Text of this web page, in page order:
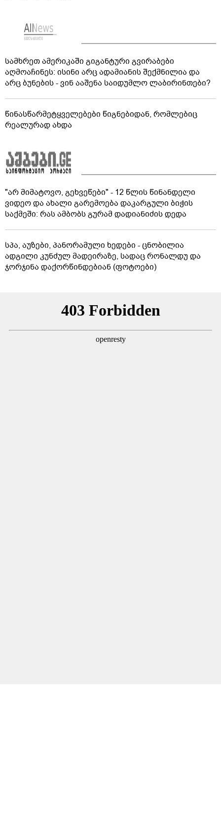
სამხრეთ ამერიკაში გიგანტური გვირაბები
აღმოაჩინეს: ისინი არც ადამიანის შექმნილია და
არც ბუნების - ვინ ააშენა საიდუმლო ლაბირინთები?
წინასწარმეტყველებები წიგნებიდან, რომლებიც
რეალურად ახდა
"არ მიმატოვო, გეხვეწები" - 12 წლის წინანდელი
ვიდეო და ახალი გარემოება დაკარგული ბიჭის
საქმეში: რას ამბობს გურამ დადიანიძის დედა
სპა, აუზები, პანორამული ხედები - ცნობილია
ადგილი კუნძულ მადეირაზე, სადაც რონალდუ და
ჯორჯინა დაქორწინდებიან (ფოტოები)